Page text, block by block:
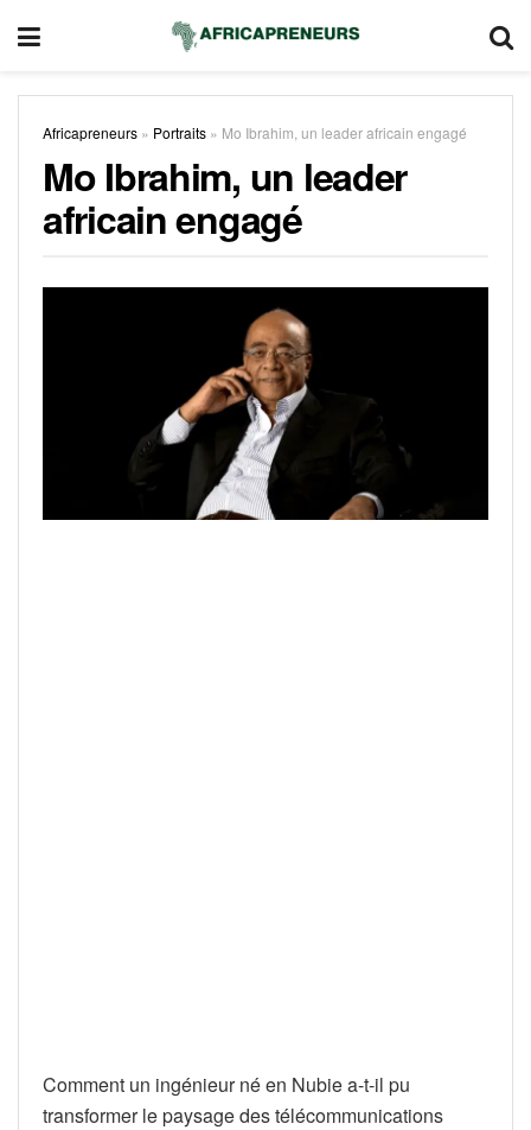
Africapreneurs » Portraits » Mo Ibrahim, un leader africain engagé
Mo Ibrahim, un leader
africain engagé
Comment un ingénieur né en Nubie a-t-il pu
transformer le paysage des télécommunications